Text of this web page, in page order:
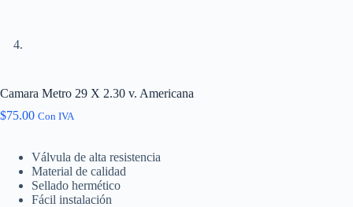
Camara Metro 29 X 2.30 v. Americana
$75.00 Con IVA
Válvula de alta resistencia
Material de calidad
Sellado hermético
Fácil instalación